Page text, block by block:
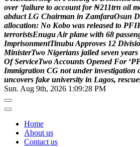
over ‘failure to account for ₦211trn oil m
abduct LG Chairman in ZamfaraOsun D
allocation: No Kobo was released to PFI
terroristsEnuguAir plane with 68 passen
ImprisonmentTinubuApproves 12 Divisio
MinisterTwo Nigerians jailed seven years
Of ServiceTwoAccounts Opened For ‘P
Immigration CG not under investigation
uncovers fake university in Lagos, rescue
Sun. Aug 9th, 2026 1:09:29 PM
Home
About us
Contact us